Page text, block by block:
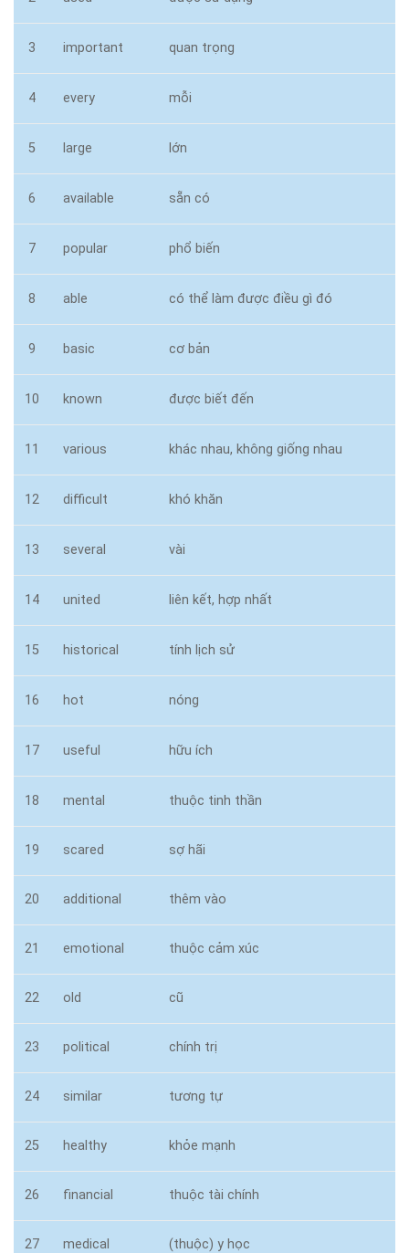
3 important quan trọng
4 every mỗi
5 large lớn
6 available sẵn có
7 popular phổ biến
8 able có thể làm được điều gì đó
9 basic cơ bản
10 known được biết đến
11 various khác nhau, không giống nhau
12 difficult khó khăn
13 several vài
14 united liên kết, hợp nhất
15 historical tính lịch sử
16 hot nóng
17 useful hữu ích
18 mental thuộc tinh thần
19 scared sợ hãi
20 additional thêm vào
21 emotional thuộc cảm xúc
22 old cũ
23 political chính trị
24 similar tương tự
25 healthy khỏe mạnh
26 financial thuộc tài chính
27 medical (thuộc) y học